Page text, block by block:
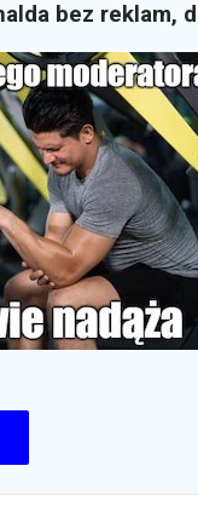
bez reklam,